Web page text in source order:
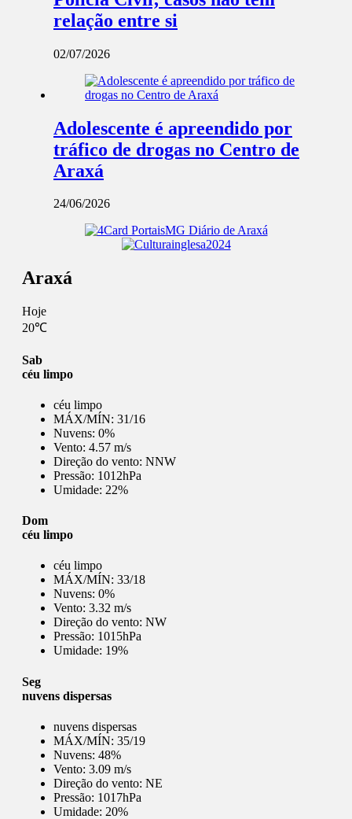
relação entre si
02/07/2026
Adolescente é apreendido por
tráfico de drogas no Centro de
Araxá
24/06/2026
Araxá
Hoje
20℃
Sab
céu limpo
céu limpo
MÁX/MÍN: 31/16
Nuvens: 0%
Vento: 4.57 m/s
Direção do vento: NNW
Pressão: 1012hPa
Umidade: 22%
Dom
céu limpo
céu limpo
MÁX/MÍN: 33/18
Nuvens: 0%
Vento: 3.32 m/s
Direção do vento: NW
Pressão: 1015hPa
Umidade: 19%
Seg
nuvens dispersas
nuvens dispersas
MÁX/MÍN: 35/19
Nuvens: 48%
Vento: 3.09 m/s
Direção do vento: NE
Pressão: 1017hPa
Umidade: 20%